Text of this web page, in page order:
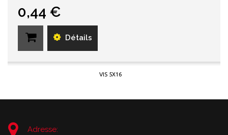
0,44 €
Détails
VIS 5X16
Adresse: